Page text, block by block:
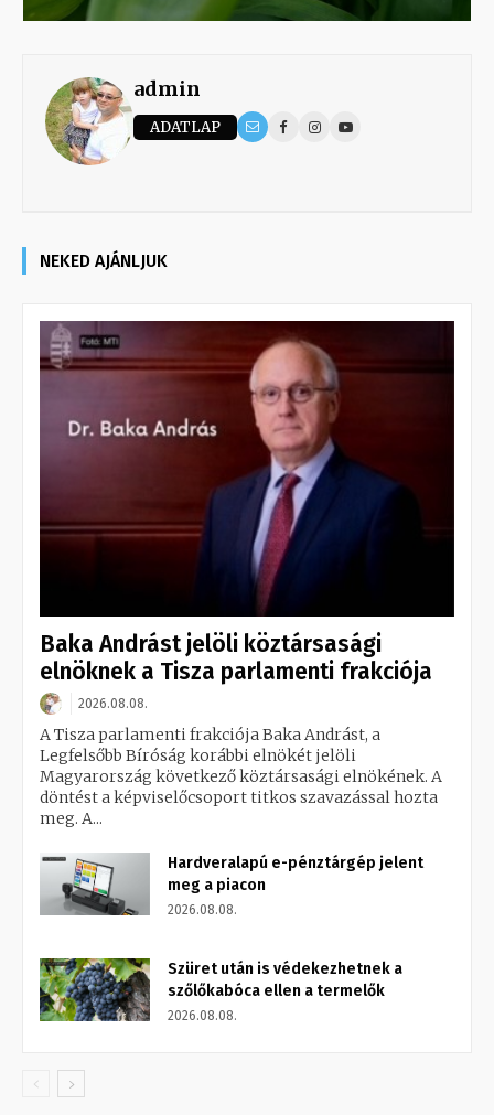
admin
ADATLAP
NEKED AJÁNLJUK
Baka Andrást jelöli köztársasági
elnöknek a Tisza parlamenti frakciója
2026.08.08.
A Tisza parlamenti frakciója Baka Andrást, a
Legfelsőbb Bíróság korábbi elnökét jelöli
Magyarország következő köztársasági elnökének. A
döntést a képviselőcsoport titkos szavazással hozta
meg. A...
Hardveralapú e-pénztárgép jelent
meg a piacon
2026.08.08.
Szüret után is védekezhetnek a
szőlőkabóca ellen a termelők
2026.08.08.